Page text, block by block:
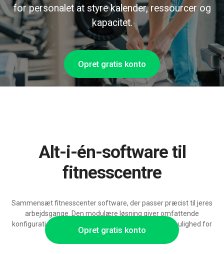
for personalet at styre kalender, ressourcer og
kapacitet.
Opret gratis konto
Opret gratis konto
Alt-i-én-software til
fitnesscentre
Sammensæt fitnesscenter software, der passer præcist til jeres
arbejdsgange. Den modulære løsning giver omfattende
konfigurationsmuligheder, nyttige integrationer og mulighed for
løbende udvidelse med AI-funktioner.